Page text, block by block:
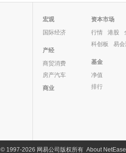
宏观
国际经济
产经
商贸消费
房产汽车
商业
资本市场
行情
港股
科创板
易
基金
净值
排行
©1997-2026 网易公司版权所有 About NetEase